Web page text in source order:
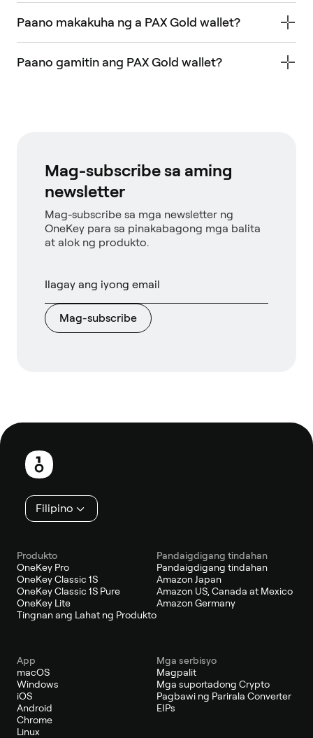
Paano makakuha ng a PAX Gold wallet?
Paano gamitin ang PAX Gold wallet?
Mag-subscribe sa aming
newsletter
Mag-subscribe sa mga newsletter ng
OneKey para sa pinakabagong mga balita
at alok ng produkto.
Mag-subscribe
Footer
Filipino
Produkto
OneKey Pro
OneKey Classic 1S
OneKey Classic 1S Pure
OneKey Lite
Tingnan ang Lahat ng Produkto
Pandaigdigang tindahan
Pandaigdigang tindahan
Amazon Japan
Amazon US, Canada at Mexico
Amazon Germany
App
macOS
Windows
iOS
Android
Chrome
Linux
Mga serbisyo
Magpalit
Mga suportadong Crypto
Pagbawi ng Parirala Converter
EIPs